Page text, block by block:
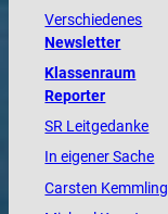
Verschiedenes
Newsletter
Klassenraum
Reporter
SR Leitgedanke
In eigener Sache
Carsten Kemmling